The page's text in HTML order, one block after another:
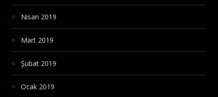
Nisan 2019
Mart 2019
Şubat 2019
Ocak 2019